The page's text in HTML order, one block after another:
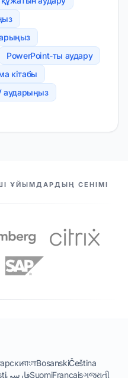
PowerPoint-ты аудару
кітабы
аударыңыз
ҰЙЫМДАРДЫҢ СЕНІМІ
বাংলাBosanskiČeština
فارسیSuomiFrançaisગુજરાતી